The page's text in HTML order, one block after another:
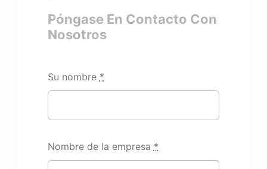
MÁQUINA DE ESPUMA EVA
Póngase En Contacto Con
Nosotros
Su nombre *
Nombre de la empresa *